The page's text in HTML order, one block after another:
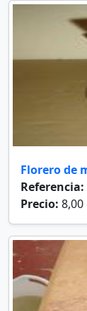
Florero de
Referencia:
Precio: